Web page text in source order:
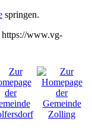
springen.
https://www.vg-